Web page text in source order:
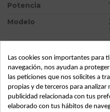
Potencia
Modelo
Almacén
SubAlmacén
SubSubAlmacén
Las cookies son importantes para
navegación, nos ayudan a
las peticiones que nos solicites a
propias y de terceros para
publicidad relacionada con tus
elaborado con tus hábitos de